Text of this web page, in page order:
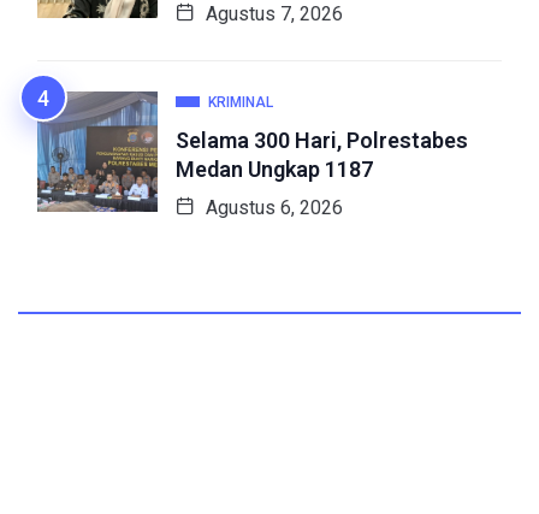
Agustus 7, 2026
KRIMINAL
Selama 300 Hari, Polrestabes
Medan Ungkap 1187
Agustus 6, 2026